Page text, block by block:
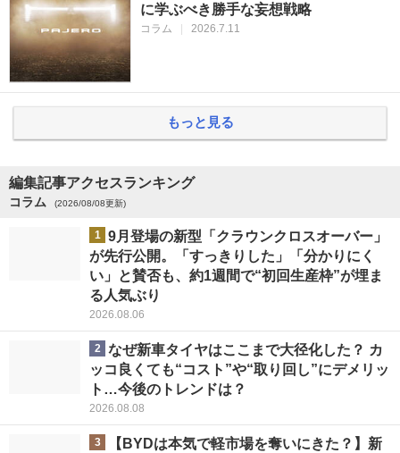
に学ぶべき勝手な妄想戦略
コラム | 2026.7.11
もっと見る
編集記事アクセスランキング
コラム (2026/08/08更新)
1
9月登場の新型「クラウンクロスオーバー」
が先行公開。「すっきりした」「分かりにく
い」と賛否も、約1週間で“初回生産枠”が埋ま
る人気ぶり
2026.08.06
2
なぜ新車タイヤはここまで大径化した？ カ
ッコ良くても“コスト”や“取り回し”にデメリッ
ト…今後のトレンドは？
2026.08.08
3
【BYDは本気で軽市場を奪いにきた？】新